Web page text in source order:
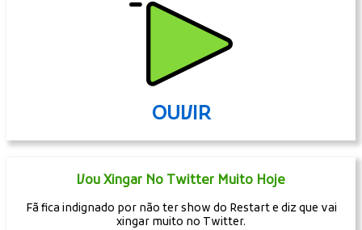
OUVIR
Vou Xingar No Twitter Muito Hoje
Fã fica indignado por não ter show do Restart e diz que vai
xingar muito no Twitter.